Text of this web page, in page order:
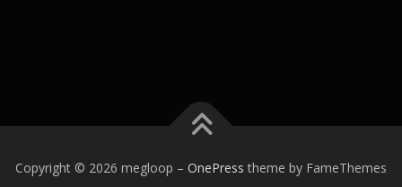
Copyright © 2026 megloop – OnePress theme by FameThemes